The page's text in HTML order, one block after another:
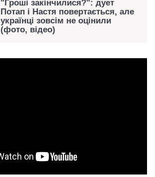
"Гроші закінчилися?": дует
Потап і Настя повертається, але
українці зовсім не оцінили
(фото, відео)